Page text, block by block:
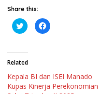
Share this:
K
l
n
u
b
r
K
l
m
m
Related
Kepala BI dan ISEI Manado
Kupas Kinerja Perekonomian